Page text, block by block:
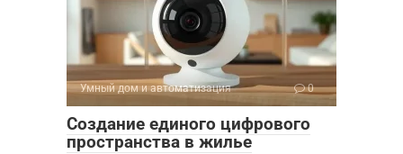
Умный дом и автоматизация 0
Создание единого цифрового
пространства в жилье